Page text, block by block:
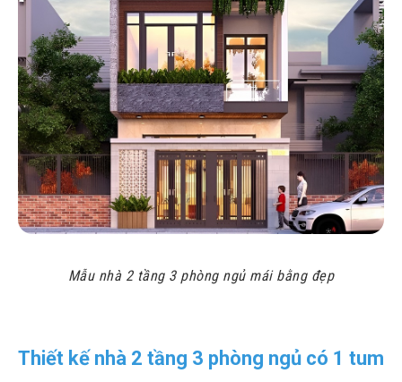
Mẫu nhà 2 tầng 3 phòng ngủ mái bằng đẹp
Thiết kế nhà 2 tầng 3 phòng ngủ có 1 tum